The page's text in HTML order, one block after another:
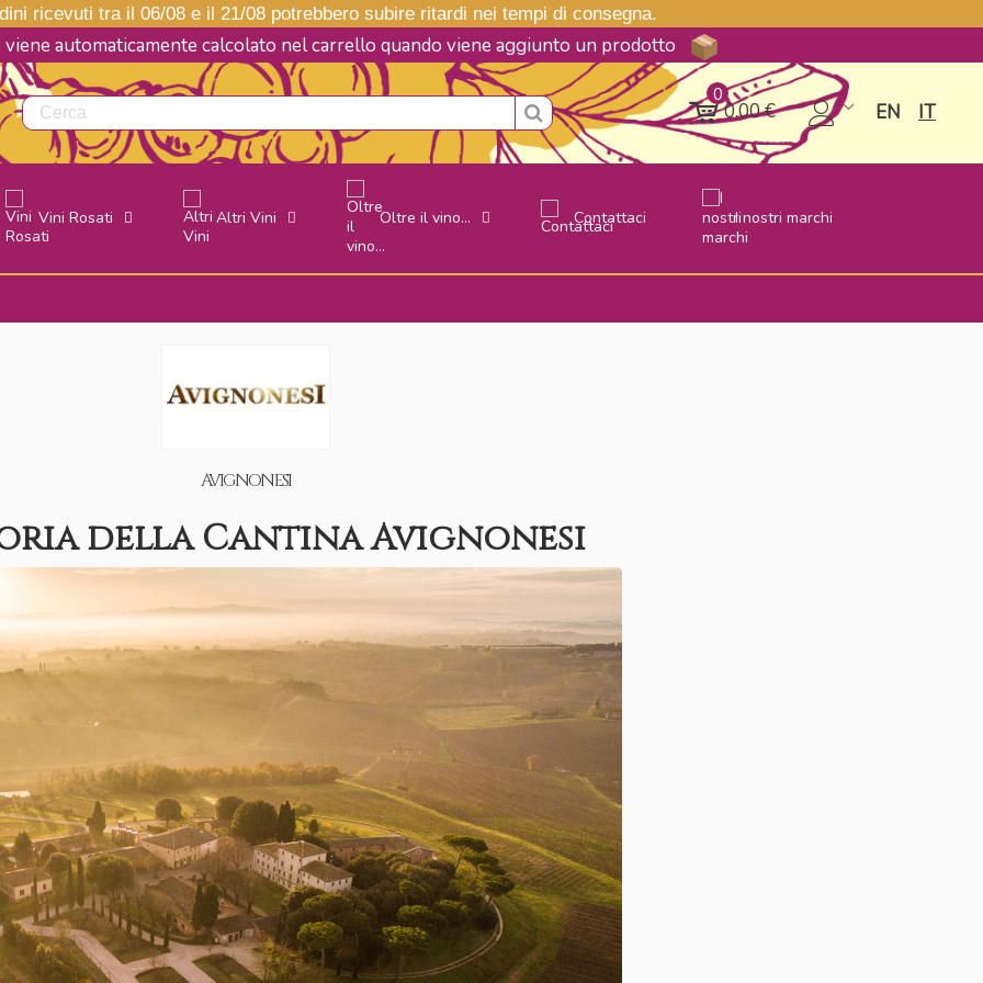
ricevuti tra il 06/08 e il 21/08 potrebbero subire ritardi nei tempi di consegna.
automaticamente calcolato nel carrello quando viene aggiunto un prodotto
0
0,00 € EN IT
Vini Rosati Altri Vini Oltre il vino... Contattaci I nostri marchi
AVIGNONESI
della Cantina Avignonesi